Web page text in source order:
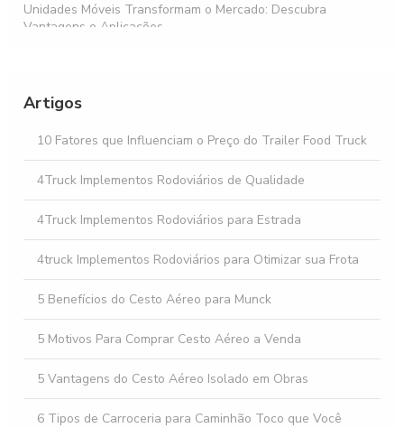
Unidades Móveis Transformam o Mercado: Descubra
Vantagens e Aplicações
para Seu Negócio
Como Facilitar o Aluguel de Implementos Rodoviários para
sua Empresa
Artigos
10 Fatores que Influenciam o Preço do Trailer Food Truck
4Truck Implementos Rodoviários de Qualidade
4Truck Implementos Rodoviários para Estrada
4truck Implementos Rodoviários para Otimizar sua Frota
5 Benefícios do Cesto Aéreo para Munck
5 Motivos Para Comprar Cesto Aéreo a Venda
5 Vantagens do Cesto Aéreo Isolado em Obras
6 Tipos de Carroceria para Caminhão Toco que Você